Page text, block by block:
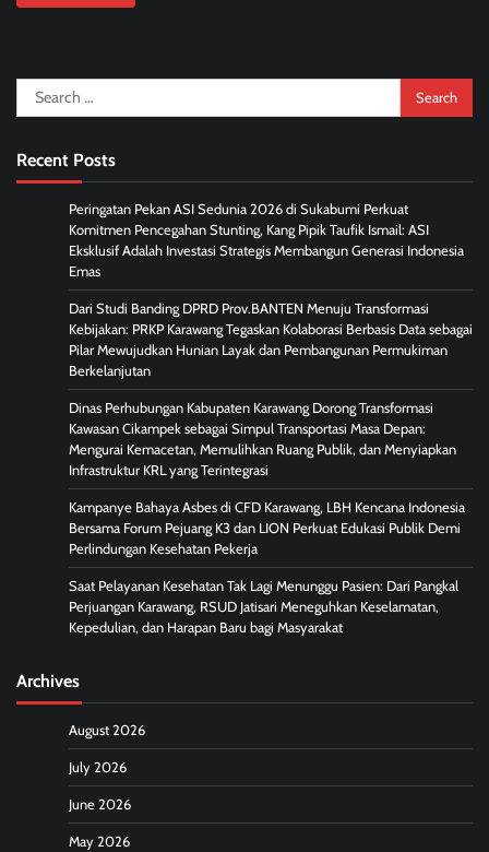
Search
for:
Recent Posts
Peringatan Pekan ASI Sedunia 2026 di Sukabumi Perkuat
Komitmen Pencegahan Stunting, Kang Pipik Taufik Ismail: ASI
Eksklusif Adalah Investasi Strategis Membangun Generasi Indonesia
Emas
Dari Studi Banding DPRD Prov.BANTEN Menuju Transformasi
Kebijakan: PRKP Karawang Tegaskan Kolaborasi Berbasis Data sebagai
Pilar Mewujudkan Hunian Layak dan Pembangunan Permukiman
Berkelanjutan
Dinas Perhubungan Kabupaten Karawang Dorong Transformasi
Kawasan Cikampek sebagai Simpul Transportasi Masa Depan:
Mengurai Kemacetan, Memulihkan Ruang Publik, dan Menyiapkan
Infrastruktur KRL yang Terintegrasi
Kampanye Bahaya Asbes di CFD Karawang, LBH Kencana Indonesia
Bersama Forum Pejuang K3 dan LION Perkuat Edukasi Publik Demi
Perlindungan Kesehatan Pekerja
Saat Pelayanan Kesehatan Tak Lagi Menunggu Pasien: Dari Pangkal
Perjuangan Karawang, RSUD Jatisari Meneguhkan Keselamatan,
Kepedulian, dan Harapan Baru bagi Masyarakat
Archives
August 2026
July 2026
June 2026
May 2026